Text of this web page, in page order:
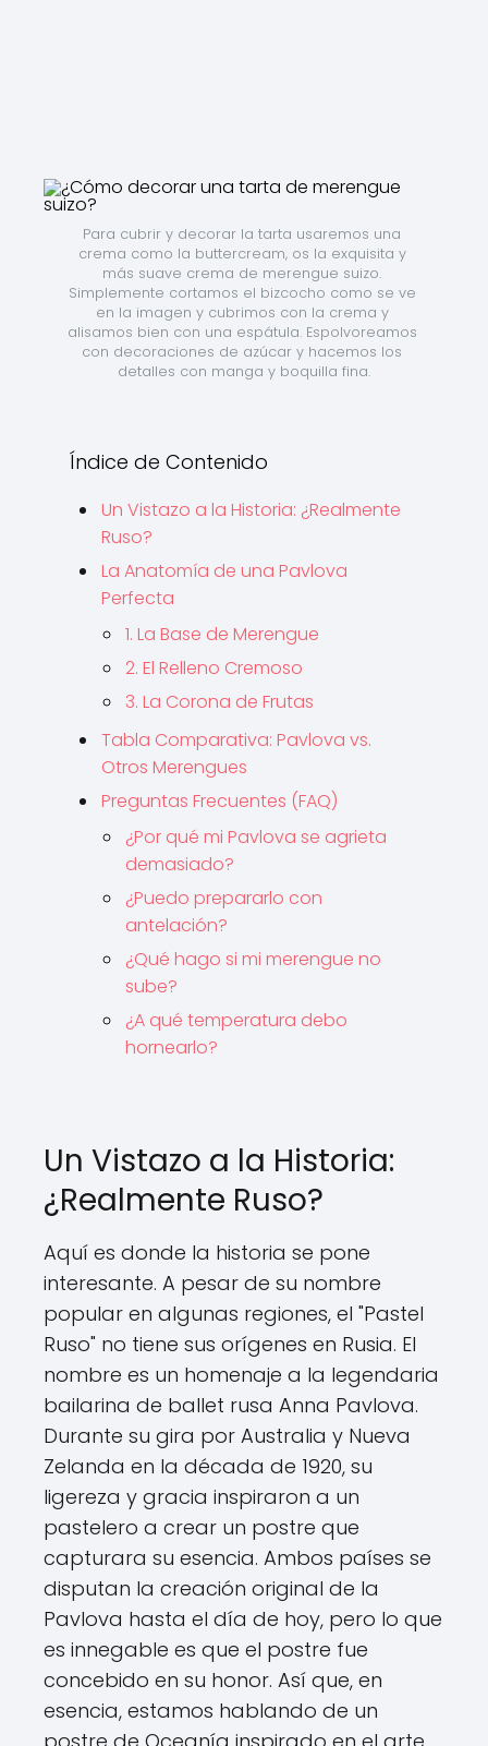
Para cubrir y decorar la tarta usaremos una
crema como la buttercream, os la exquisita y
más suave crema de merengue suizo.
Simplemente cortamos el bizcocho como se ve
en la imagen y cubrimos con la crema y
alisamos bien con una espátula. Espolvoreamos
con decoraciones de azúcar y hacemos los
detalles con manga y boquilla fina.
Índice de Contenido
Un Vistazo a la Historia: ¿Realmente
Ruso?
La Anatomía de una Pavlova
Perfecta
1. La Base de Merengue
2. El Relleno Cremoso
3. La Corona de Frutas
Tabla Comparativa: Pavlova vs.
Otros Merengues
Preguntas Frecuentes (FAQ)
¿Por qué mi Pavlova se agrieta
demasiado?
¿Puedo prepararlo con
antelación?
¿Qué hago si mi merengue no
sube?
¿A qué temperatura debo
hornearlo?
Un Vistazo a la Historia:
¿Realmente Ruso?
Aquí es donde la historia se pone
interesante. A pesar de su nombre
popular en algunas regiones, el "Pastel
Ruso" no tiene sus orígenes en Rusia. El
nombre es un homenaje a la legendaria
bailarina de ballet rusa Anna Pavlova.
Durante su gira por Australia y Nueva
Zelanda en la década de 1920, su
ligereza y gracia inspiraron a un
pastelero a crear un postre que
capturara su esencia. Ambos países se
disputan la creación original de la
Pavlova hasta el día de hoy, pero lo que
es innegable es que el postre fue
concebido en su honor. Así que, en
esencia, estamos hablando de un